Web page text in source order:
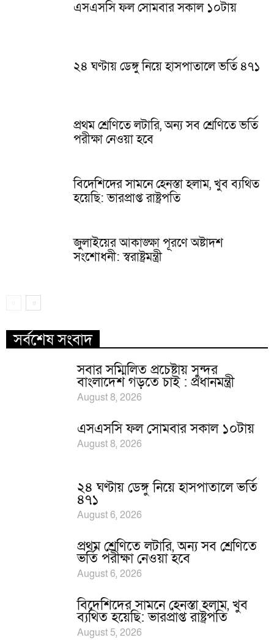
এসএসসি ফল সোমবার সকাল ১০টায়
২৪ ঘণ্টায় ডেঙ্গু নিয়ে হাসপাতালে ভর্তি ৪৭১
প্রথম শ্রেণিতে লটারি, অন্য সব শ্রেণিতে ভর্তি
পরীক্ষা নেওয়া হবে
বিদেশিদের সামনে হেনস্তা হলাম, খুব ব্যথিত
হয়েছি: ভারপ্রাপ্ত রাষ্ট্রপতি
জুলাইয়ের আকাঙ্ক্ষা পূরণে অষ্টাদশ
সংশোধনী: স্বরাষ্ট্রমন্ত্রী
সর্বশেষ সংবাদ
সবার সম্মিলিত প্রচেষ্টায় সুন্দর
বাংলাদেশ গড়তে চাই : প্রধানমন্ত্রী
August 8, 2026
এসএসসি ফল সোমবার সকাল ১০টায়
August 8, 2026
২৪ ঘণ্টায় ডেঙ্গু নিয়ে হাসপাতালে ভর্তি
৪৭১
August 6, 2026
প্রথম শ্রেণিতে লটারি, অন্য সব শ্রেণিতে
ভর্তি পরীক্ষা নেওয়া হবে
August 6, 2026
বিদেশিদের সামনে হেনস্তা হলাম, খুব
ব্যথিত হয়েছি: ভারপ্রাপ্ত রাষ্ট্রপতি
August 5, 2026